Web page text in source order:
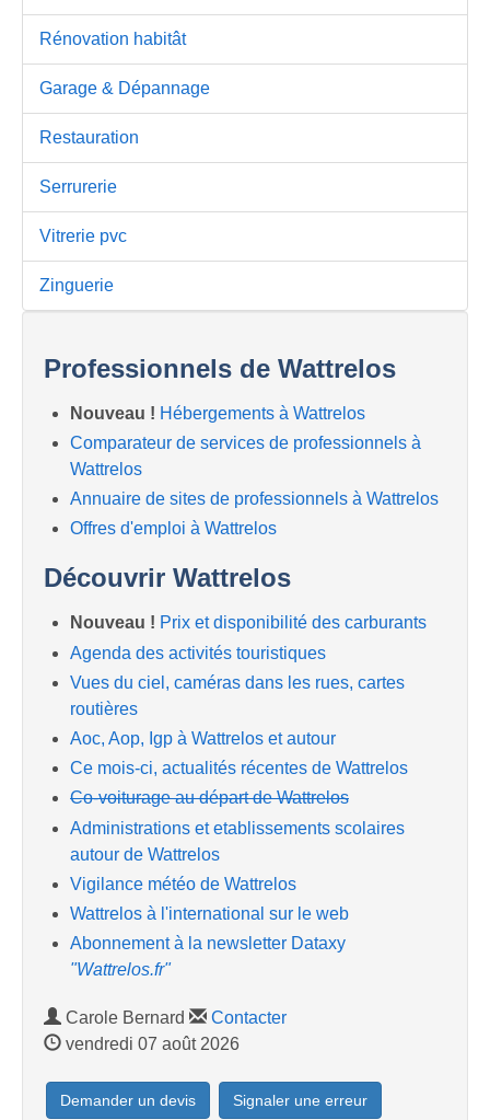
Rénovation habitât
Garage & Dépannage
Restauration
Serrurerie
Vitrerie pvc
Zinguerie
Professionnels de Wattrelos
Nouveau ! Hébergements à Wattrelos
Comparateur de services de professionnels à
Wattrelos
Annuaire de sites de professionnels à Wattrelos
Offres d'emploi à Wattrelos
Découvrir Wattrelos
Nouveau ! Prix et disponibilité des carburants
Agenda des activités touristiques
Vues du ciel, caméras dans les rues, cartes
routières
Aoc, Aop, Igp à Wattrelos et autour
Ce mois-ci, actualités récentes de Wattrelos
Co-voiturage au départ de Wattrelos
Administrations et etablissements scolaires
autour de Wattrelos
Vigilance météo de Wattrelos
Wattrelos à l'international sur le web
Abonnement à la newsletter Dataxy
"Wattrelos.fr"
Carole Bernard
Contacter
vendredi 07 août 2026
Demander un devis Signaler une erreur